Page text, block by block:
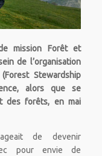
mission Forêt et
de l’organisation
Stewardship
alors que se
des forêts, en mai
de devenir
pour envie de